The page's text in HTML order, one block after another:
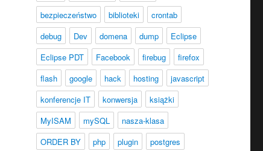
bezpieczeństwo
biblioteki
crontab
debug
Dev domena dump
Eclipse
Eclipse PDT
Facebook firebug
firefox
flash
google hack hosting
javascript
konferencje IT
konwersja
książki
MyISAM
mySQL
nasza-klasa
ORDER BY
php plugin
postgres